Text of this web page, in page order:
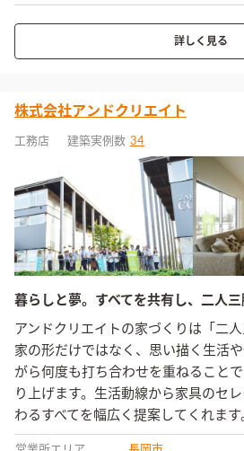
詳しく見る
株式会社アンドクリエイト
工務店 建築実例数 34
暮らしと夢。すべてを共有し、二人
アンドクリエイトの家づくりは「二
家の形だけではなく、思い描く生活
がら何度も打ち合わせを重ねること
り上げます。生活動線から家具のセ
わるすべてを幅広く提案してくれます